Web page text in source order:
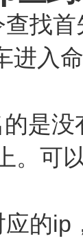
找
进入
是
。可
的ip